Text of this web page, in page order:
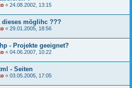
« 24.08.2002, 13:15
dieses möglihc ???
« 29.01.2005, 18:56
- Projekte geeignet?
« 04.06.2007, 10:22
- Seiten
« 03.05.2005, 17:05